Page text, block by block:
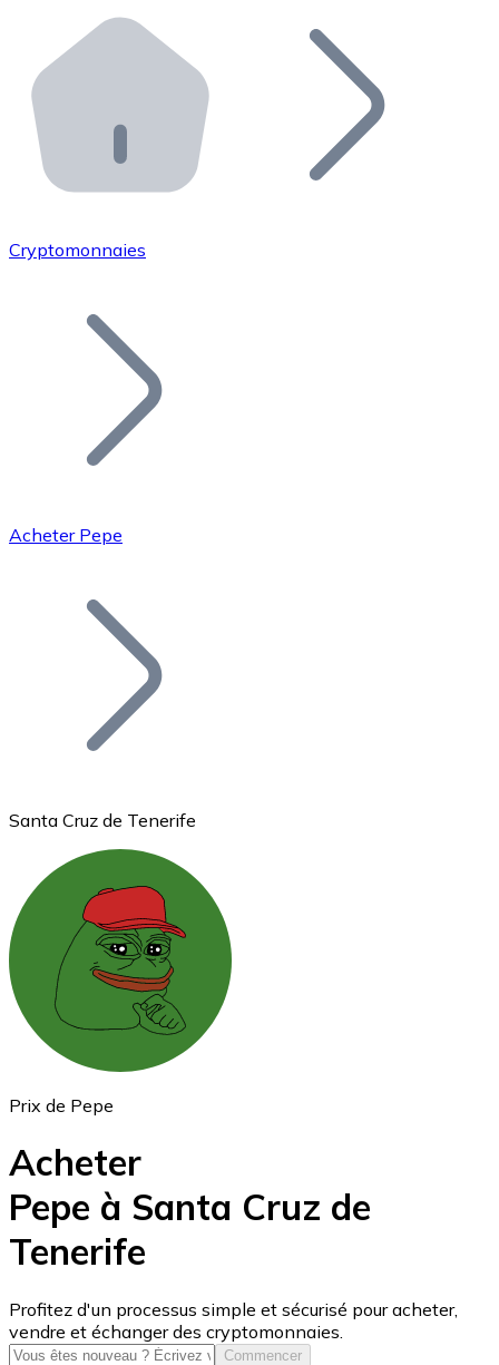
Distributeurs automatiques Bitnovo
Intégrez un ATM Bitnovo dans votre entreprise et
API Bitnovo
Intégrez notre API dans votre écosystème.
Rejoignez notre réseau de distributeurs et
Ajoutez le token de votre projet à notre service
Bitcoin
Ethereum
ETH
USD Coin
USDC
Cryptomonnaies
Acheter Pepe
Santa Cruz de Tenerife
Prix de Pepe
Acheter
Pepe à Santa Cruz de
Tenerife
Profitez d'un processus simple et sécurisé pour acheter,
vendre et échanger des cryptomonnaies.
Commencer